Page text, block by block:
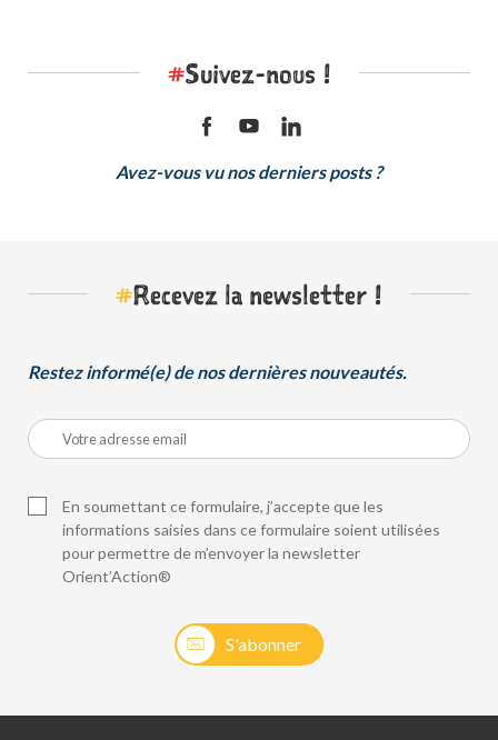
#Suivez-nous !
Avez-vous vu nos derniers posts ?
#Recevez la newsletter !
Restez informé(e) de nos dernières nouveautés.
S'abonner
En soumettant ce formulaire, j’accepte que les
informations saisies dans ce formulaire soient utilisées
pour permettre de m’envoyer la newsletter
Orient’Action®